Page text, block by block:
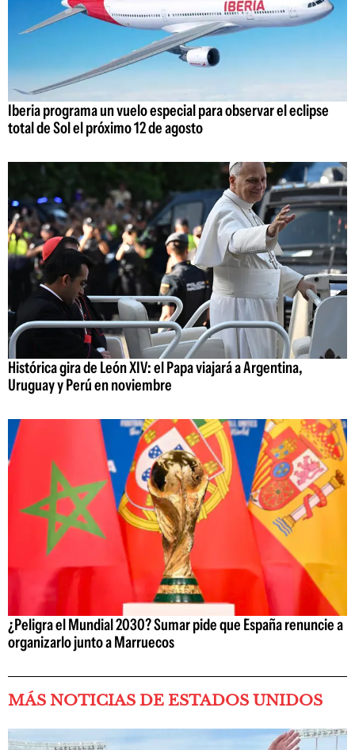
Iberia programa un vuelo especial para observar el eclipse
total de Sol el próximo 12 de agosto
Histórica gira de León XIV: el Papa viajará a Argentina,
Uruguay y Perú en noviembre
¿Peligra el Mundial 2030? Sumar pide que España renuncie a
organizarlo junto a Marruecos
MÁS NOTICIAS DE ESTADOS UNIDOS